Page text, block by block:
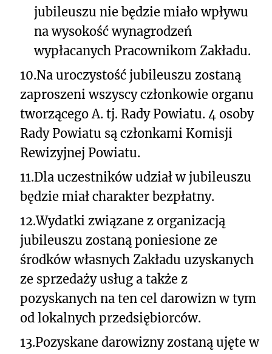
jubileuszu nie będzie miało wpływu
na wysokość wynagrodzeń
wypłacanych Pracownikom Zakładu.
10.Na uroczystość jubileuszu zostaną
zaproszeni wszyscy członkowie organu
tworzącego A. tj. Rady Powiatu. 4 osoby
Rady Powiatu są członkami Komisji
Rewizyjnej Powiatu.
11.Dla uczestników udział w jubileuszu
będzie miał charakter bezpłatny.
12.Wydatki związane z organizacją
jubileuszu zostaną poniesione ze
środków własnych Zakładu uzyskanych
ze sprzedaży usług a także z
pozyskanych na ten cel darowizn w tym
od lokalnych przedsiębiorców.
13.Pozyskane darowizny zostaną ujęte w